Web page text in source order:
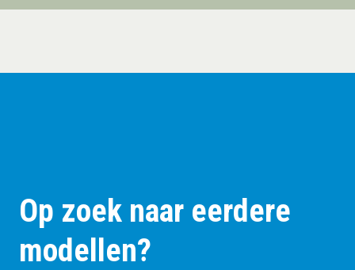
Op zoek naar eerdere
modellen?